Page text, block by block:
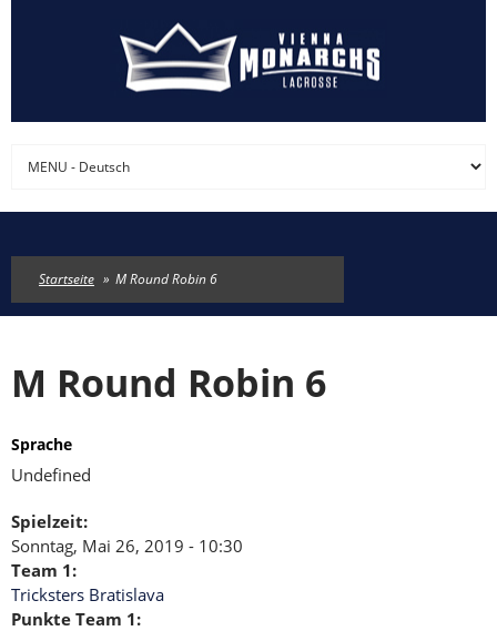
Startseite » M Round Robin 6
M Round Robin 6
Sprache
Undefined
Spielzeit:
Sonntag, Mai 26, 2019 - 10:30
Team 1:
Tricksters Bratislava
Punkte Team 1: